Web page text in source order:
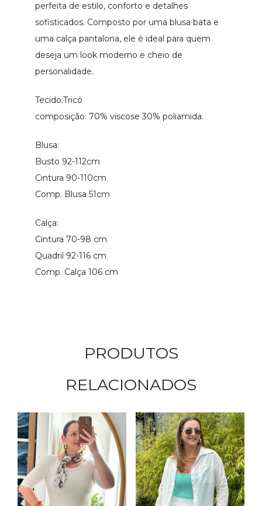
perfeita de estilo, conforto e detalhes
sofisticados. Composto por uma blusa bata e
uma calça pantalona, ele é ideal para quem
deseja um look moderno e cheio de
personalidade.
Tecido:Tricô
composição: 70% viscose 30% poliamida.
Blusa:
Busto 92-112cm
Cintura 90-110cm
Comp. Blusa 51cm
Calça:
Cintura 70-98 cm
Quadril 92-116 cm
Comp. Calça 106 cm
PRODUTOS
RELACIONADOS